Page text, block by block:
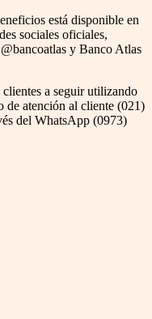
está disponible en
sociales oficiales,
y Banco Atlas
a seguir utilizando
de atención al cliente (021)
del WhatsApp (0973)